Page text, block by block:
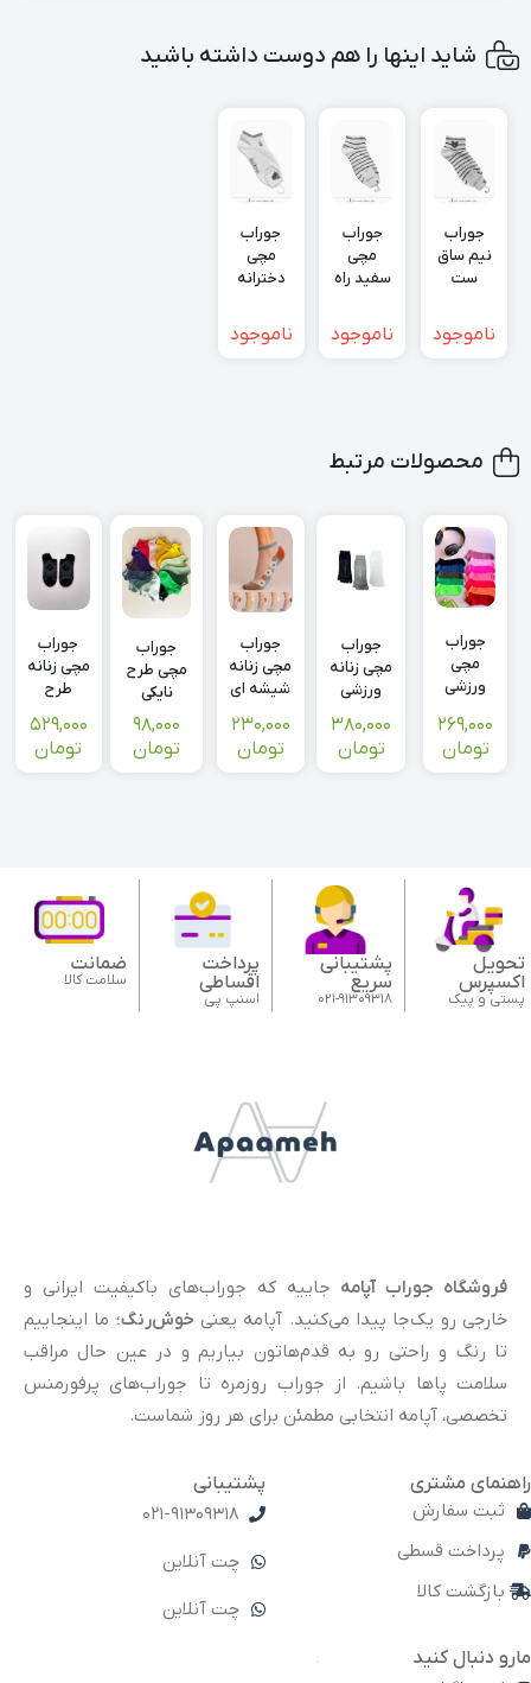
شاید اینها را هم دوست داشته باشید
جوراب
نیم ساق
ست
طرح راه
راه
ناموجود
جوراب
مچی
سفید راه
ناموجود
جوراب
مچی
دخترانه
گلدوزی
شده
ناموجود
محصولات مرتبط
جوراب
مچی
ورزشی
269,000
تومان
جوراب
مچی زنانه
ورزشی
پیلاتس
مدل
380,000
تومان
جوراب
مچی زنانه
شیشه ای
230,000
تومان
جوراب
مچی طرح
نایکی
کمرکش
یونیسکس
98,000
تومان
جوراب
مچی زنانه
طرح
529,000
تومان
تحویل
اکسپرس
پستی و پیک
پشتیبانی
سریع
021-91309318
پرداخت
اقساطی
اسنپ پی
ضمانت
سلامت کالا
فروشگاه جوراب آپامه جاییه که جوراب‌های باکیفیت ایرانی و
خارجی رو یک‌جا پیدا می‌کنید. آپامه یعنی خوش‌رنگ؛ ما اینجاییم
تا رنگ و راحتی رو به قدم‌هاتون بیاریم و در عین حال مراقب
سلامت پاها باشیم. از جوراب روزمره تا جوراب‌های پرفورمنس
تخصصی، آپامه انتخابی مطمئن برای هر روز شماست.
راهنمای مشتری
ثبت سفارش
پرداخت قسطی
بازگشت کالا
پشتیبانی
021-91309318
چت آنلاین
چت آنلاین
مارو دنبال کنید